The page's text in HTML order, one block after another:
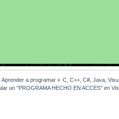
Aprender a programar» C, C++, C#, Java,
un "PROGRAMA HECHO EN ACCES" en